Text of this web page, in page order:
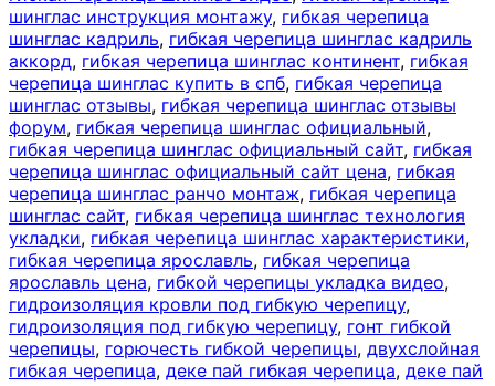
шинглас инструкция монтажу, гибкая черепица
шинглас кадриль, гибкая черепица шинглас кадриль
аккорд, гибкая черепица шинглас континент, гибкая
черепица шинглас купить в спб, гибкая черепица
шинглас отзывы, гибкая черепица шинглас отзывы
форум, гибкая черепица шинглас официальный,
гибкая черепица шинглас официальный сайт, гибкая
черепица шинглас официальный сайт цена, гибкая
черепица шинглас ранчо монтаж, гибкая черепица
шинглас сайт, гибкая черепица шинглас технология
укладки, гибкая черепица шинглас характеристики,
гибкая черепица ярославль, гибкая черепица
ярославль цена, гибкой черепицы укладка видео,
гидроизоляция кровли под гибкую черепицу,
гидроизоляция под гибкую черепицу, гонт гибкой
черепицы, горючесть гибкой черепицы, двухслойная
гибкая черепица, деке пай гибкая черепица, деке пай